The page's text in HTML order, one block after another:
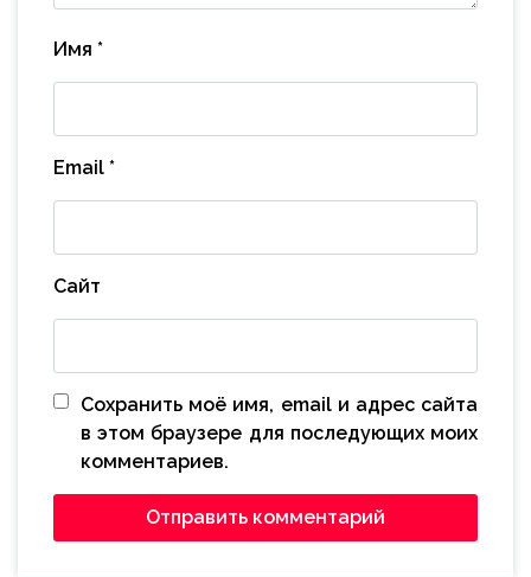
Имя *
Email *
Сайт
Сохранить моё имя, email и адрес сайта
в этом браузере для последующих моих
комментариев.